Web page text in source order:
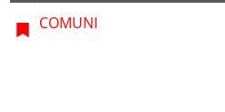
COMUNI